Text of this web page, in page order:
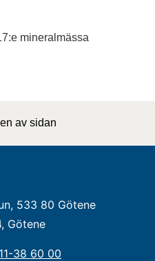
mineralmässa
av sidan
533 80 Götene
Götene
38 60 00